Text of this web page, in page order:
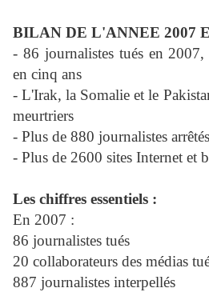
BILAN DE L'ANNEE 2007
- 86 journalistes tués en
en cinq ans
- L'Irak, la Somalie et le
meurtriers
- Plus de 880 journalistes
- Plus de 2600 sites Internet et
Les chiffres essentiels :
En 2007 :
86 journalistes tués
20 collaborateurs des médias
887 journalistes interpellés